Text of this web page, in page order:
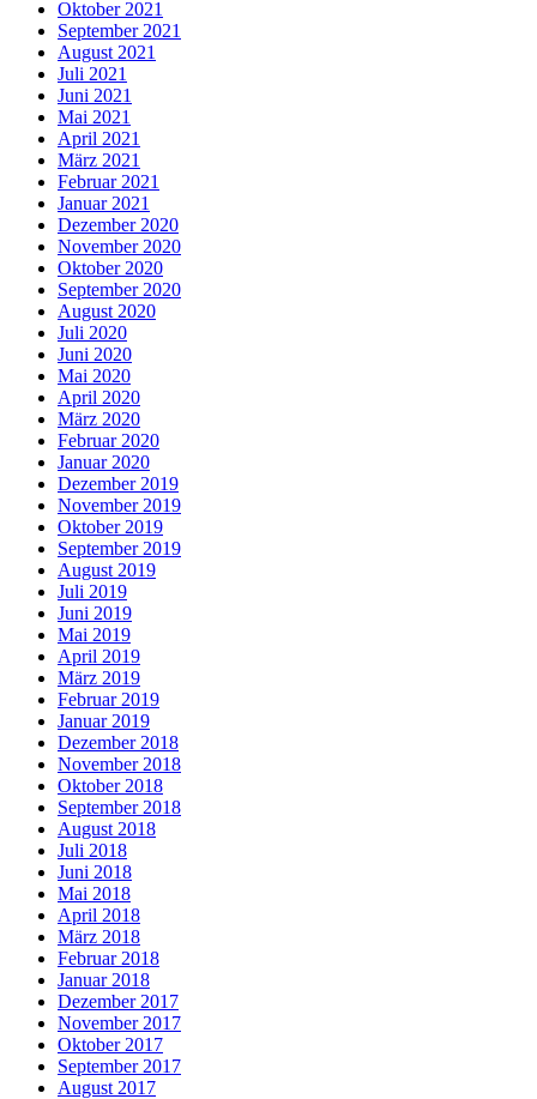
Oktober 2021
September 2021
August 2021
Juli 2021
Juni 2021
Mai 2021
April 2021
März 2021
Februar 2021
Januar 2021
Dezember 2020
November 2020
Oktober 2020
September 2020
August 2020
Juli 2020
Juni 2020
Mai 2020
April 2020
März 2020
Februar 2020
Januar 2020
Dezember 2019
November 2019
Oktober 2019
September 2019
August 2019
Juli 2019
Juni 2019
Mai 2019
April 2019
März 2019
Februar 2019
Januar 2019
Dezember 2018
November 2018
Oktober 2018
September 2018
August 2018
Juli 2018
Juni 2018
Mai 2018
April 2018
März 2018
Februar 2018
Januar 2018
Dezember 2017
November 2017
Oktober 2017
September 2017
August 2017